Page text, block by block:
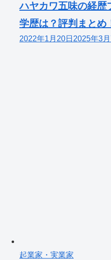
ハヤカワ五味の経歴
学歴は？評判まとめ
2022年1月20日 2025年3月
起業家・実業家